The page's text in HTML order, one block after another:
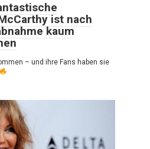
ist nach
kaum
– und ihre Fans haben sie